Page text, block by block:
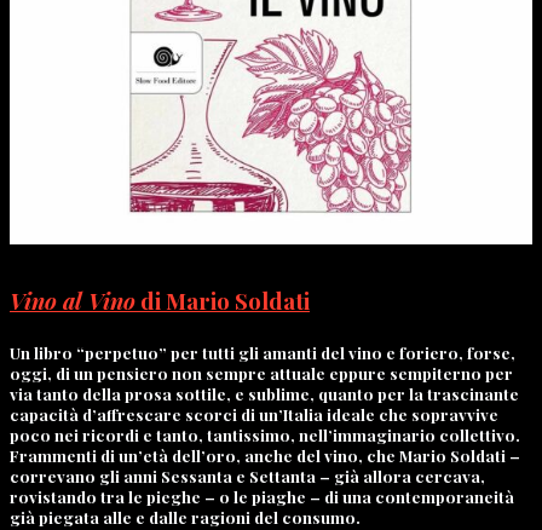
Vino al Vino di Mario Soldati
Un libro “perpetuo” per tutti gli amanti del vino e foriero, forse,
oggi, di un pensiero non sempre attuale eppure sempiterno per
via tanto della prosa sottile, e sublime, quanto per la trascinante
capacità d’affrescare scorci di un’Italia ideale che sopravvive
poco nei ricordi e tanto, tantissimo, nell’immaginario collettivo.
Frammenti di un’età dell’oro, anche del vino, che Mario Soldati –
correvano gli anni Sessanta e Settanta – già allora cercava,
rovistando tra le pieghe – o le piaghe – di una contemporaneità
già piegata alle e dalle ragioni del consumo.